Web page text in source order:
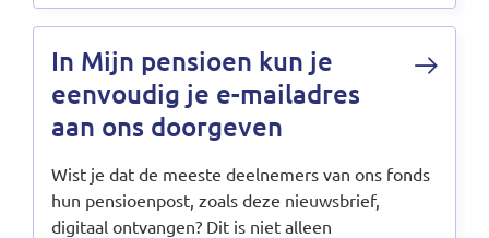
In Mijn pensioen kun je
eenvoudig je e-mailadres
aan ons doorgeven
Wist je dat de meeste deelnemers van ons fonds
hun pensioenpost, zoals deze nieuwsbrief,
digitaal ontvangen? Dit is niet alleen